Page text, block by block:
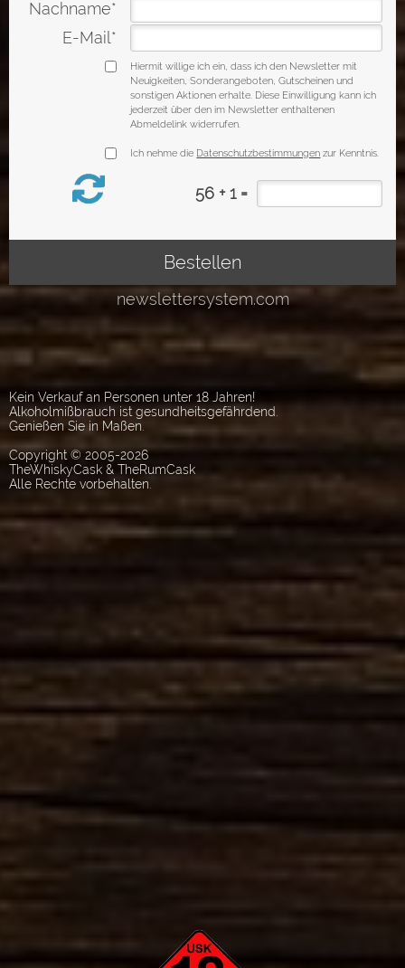
Kein Verkauf an Personen unter 18 Jahren!
Alkoholmißbrauch ist gesundheitsgefährdend.
Genießen Sie in Maßen.
Copyright © 2005-2026
TheWhiskyCask & TheRumCask
Alle Rechte vorbehalten.